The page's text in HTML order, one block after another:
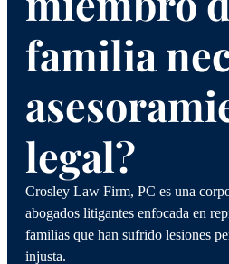
familia
legal?
Crosley Law Firm, PC es una
abogados litigantes enfocada en
familias que han sufrido lesiones
injusta.